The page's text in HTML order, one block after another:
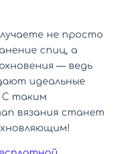
не просто
спиц, а
— ведь
идеальные
С таким
вязания станет